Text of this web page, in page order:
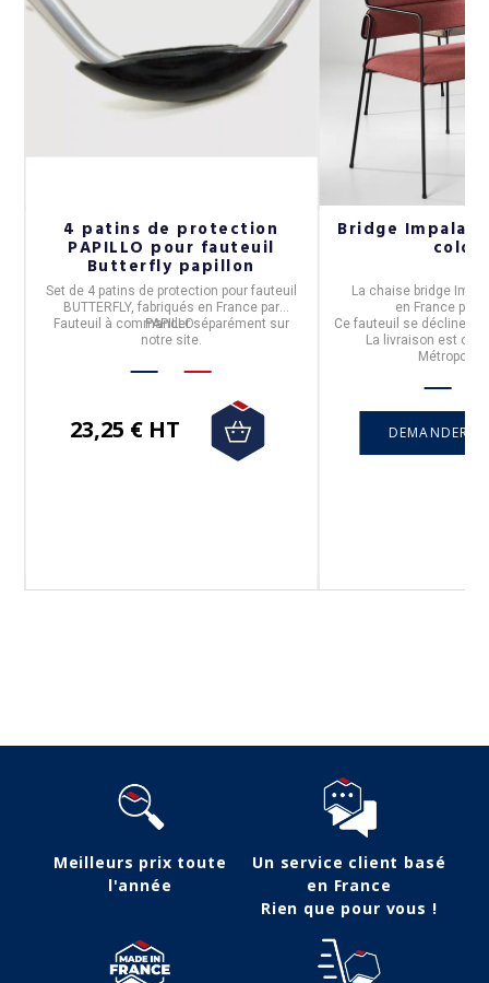
4 patins de protection
PAPILLO pour fauteuil
Butterfly papillon
Set de 4 patins de protection pour fauteuil
BUTTERFLY, fabriqués en Francepar
PAPILLO.
Fauteuil à commander séparément sur
notre site.
23,25 € HT
Bridge Impala
La chaise bridge
en France par
Ce fauteuil se décline
La livraison est
DEMANDER
Meilleurs prix toute
l'année
Un service client basé
en France
Rien que pour vous !